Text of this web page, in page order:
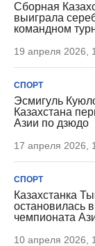
Сборная
выиграла
командном
19 апреля 2026,
СПОРТ
Эсмигуль
Казахстана
Азии по дзюдо
17 апреля 2026,
СПОРТ
Казахстанка
остановилась
чемпионата
10 апреля 2026,